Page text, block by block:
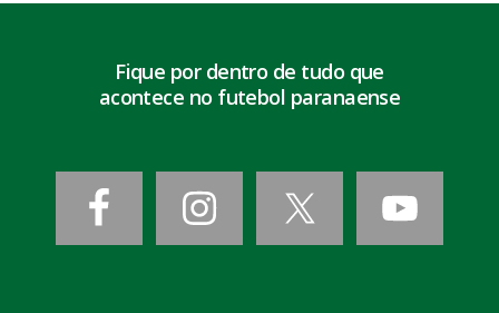
Fique por dentro de tudo que
acontece no futebol paranaense